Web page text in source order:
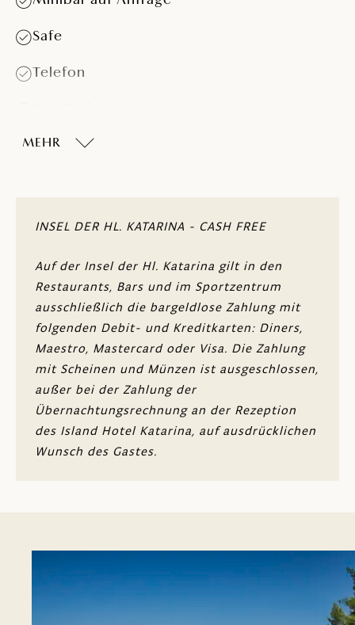
Safe
Telefon
Dusche oder Badewanne
Balkon oder Terrasse
Klimaanlage
Nichtraucherzimmer
Kostenfreies WLAN
Rauchmelder
Kinderbett auf Anfrage (im
Unterkunftspreis inbegriffen)
MEHR
INSEL DER HL. KATARINA - CASH FREE
Auf der Insel der Hl. Katarina gilt in den
Restaurants, Bars und im Sportzentrum
ausschließlich die bargeldlose Zahlung mit
folgenden Debit- und Kreditkarten: Diners,
Maestro, Mastercard oder Visa. Die Zahlung
mit Scheinen und Münzen ist ausgeschlossen,
außer bei der Zahlung der
Übernachtungsrechnung an der Rezeption
des Island Hotel Katarina, auf ausdrücklichen
Wunsch des Gastes.